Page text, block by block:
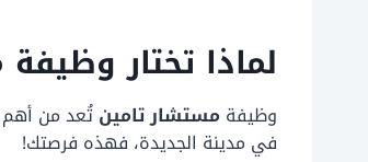
لماذا تختار
وظيفة مستشار تامينتُعد من أهم
في مدينة الجديدة، فهذه فرصتك!